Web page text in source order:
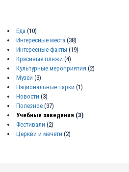
Еда (10)
Интересные места (38)
Интересные факты (19)
Красивые пляжи (4)
Культурные мероприятия (2)
Музеи (3)
Национальные парки (1)
Новости (3)
Полезное (37)
Учебные заведения (3)
Фестивали (2)
Церкви и мечети (2)